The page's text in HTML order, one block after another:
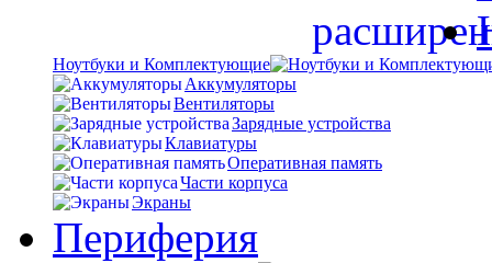
Ноутбуки и Комплектующие
Аккумуляторы
Вентиляторы
Зарядные устройства
Клавиатуры
Оперативная память
Части корпуса
Экраны
Периферия